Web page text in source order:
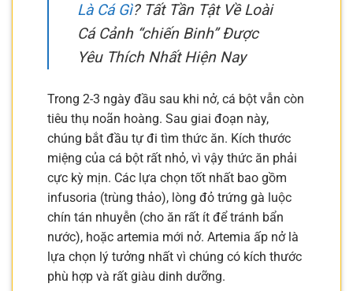
Là Cá Gì? Tất Tần Tật Về Loài
Cá Cảnh “chiến Binh” Được
Yêu Thích Nhất Hiện Nay
Trong 2-3 ngày đầu sau khi nở, cá bột vẫn còn
tiêu thụ noãn hoàng. Sau giai đoạn này,
chúng bắt đầu tự đi tìm thức ăn. Kích thước
miệng của cá bột rất nhỏ, vì vậy thức ăn phải
cực kỳ mịn. Các lựa chọn tốt nhất bao gồm
infusoria (trùng thảo), lòng đỏ trứng gà luộc
chín tán nhuyễn (cho ăn rất ít để tránh bẩn
nước), hoặc artemia mới nở. Artemia ấp nở là
lựa chọn lý tưởng nhất vì chúng có kích thước
phù hợp và rất giàu dinh dưỡng.